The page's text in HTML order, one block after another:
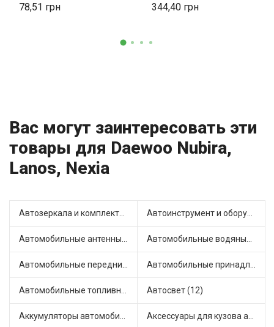
78,51 344,40
Вас могут заинтересовать эти
товары для Daewoo Nubira,
Lanos, Nexia
Автозеркала и комплектующие (6) Автоинструмент и оборудование (3)
Автомобильные антенны (1) Автомобильные водяные насосы (12)
Автомобильные передние фары (2) Автомобильные принадлежности и аксессуары (2)
Автомобильные топливные насосы (17) Автосвет (12)
Аккумуляторы автомобильные (1) Аксессуары для кузова автомобиля (2)